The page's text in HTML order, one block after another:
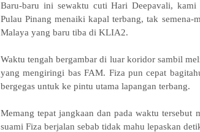
Baru-baru ini sewaktu cuti Hari Deepavali,
Pulau Pinang menaiki kapal terbang, tak semena-
Malaya yang baru tiba di KLIA2.
Waktu tengah bergambar di luar koridor sambil
yang mengiringi bas FAM. Fiza pun cepat
bergegas untuk ke pintu utama lapangan terbang.
Memang tepat jangkaan dan pada waktu tersebut
suami Fiza berjalan sebab tidak mahu lepaskan